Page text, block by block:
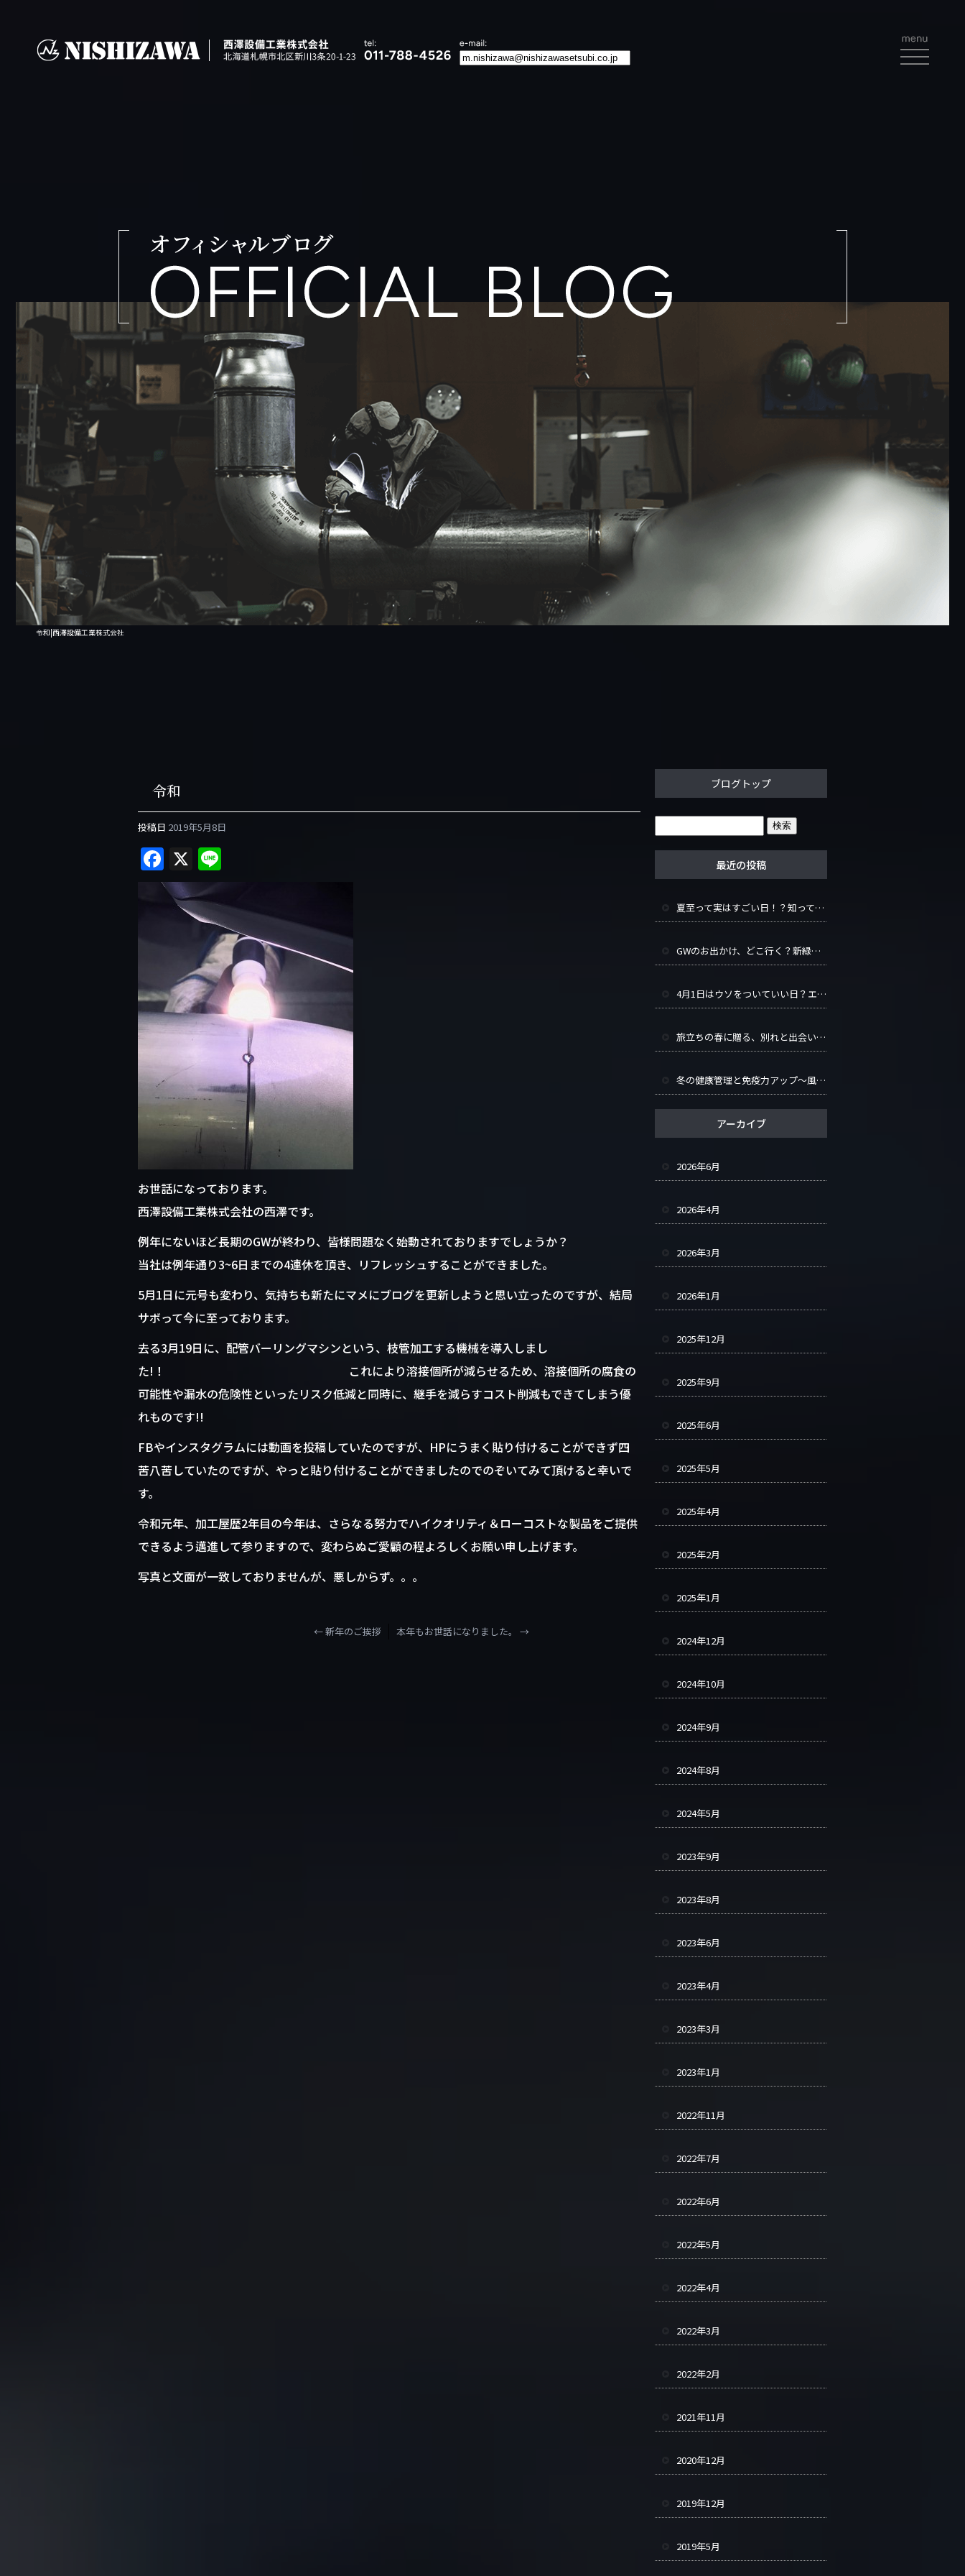
令和|西澤設備工業株式会社
令和
投稿日 2019年5月8日
F
a
c
o
o
k
X
n
e
お世話になっております。
西澤設備工業株式会社の西澤です。
例年にないほど長期のGWが終わり、皆様問題なく始動されておりますでしょうか？
当社は例年通り3~6日までの4連休を頂き、リフレッシュすることができました。
5月1日に元号も変わり、気持ちも新たにマメにブログを更新しようと思い立ったのですが、結局
サボって今に至っております。
去る3月19日に、配管バーリングマシンという、枝管加工する機械を導入しまし
た!！ これにより溶接個所が減らせるため、溶接個所の腐食の
可能性や漏水の危険性といったリスク低減と同時に、継手を減らすコスト削減もできてしまう優
れものです!!
FBやインスタグラムには動画を投稿していたのですが、HPにうまく貼り付けることができず四
苦八苦していたのですが、やっと貼り付けることができましたのでのぞいてみて頂けると幸いで
す。
令和元年、加工屋歴2年目の今年は、さらなる努力でハイクオリティ＆ローコストな製品をご提供
できるよう邁進して参りますので、変わらぬご愛顧の程よろしくお願い申し上げます。
写真と文面が一致しておりませんが、悪しからず。。。
←新年のご挨拶 本年もお世話になりました。 →
ブログトップ
最近の投稿
夏至って実はすごい日！？知って得する豆知識と長い一日の楽しみ方
GWのお出かけ、どこ行く？新緑シーズンをもっと楽しむヒント集
4月1日はウソをついていい日？エイプリルフールの歴史と世界の仕掛けまとめ
旅立ちの春に贈る、別れと出会いを彩るヒント集
冬の健康管理と免疫力アップ～風邪知らずで冬を乗り越える～
アーカイブ
2026年6月
2026年4月
2026年3月
2026年1月
2025年12月
2025年9月
2025年6月
2025年5月
2025年4月
2025年2月
2025年1月
2024年12月
2024年10月
2024年9月
2024年8月
2024年5月
2023年9月
2023年8月
2023年6月
2023年4月
2023年3月
2023年1月
2022年11月
2022年7月
2022年6月
2022年5月
2022年4月
2022年3月
2022年2月
2021年11月
2020年12月
2019年12月
2019年5月